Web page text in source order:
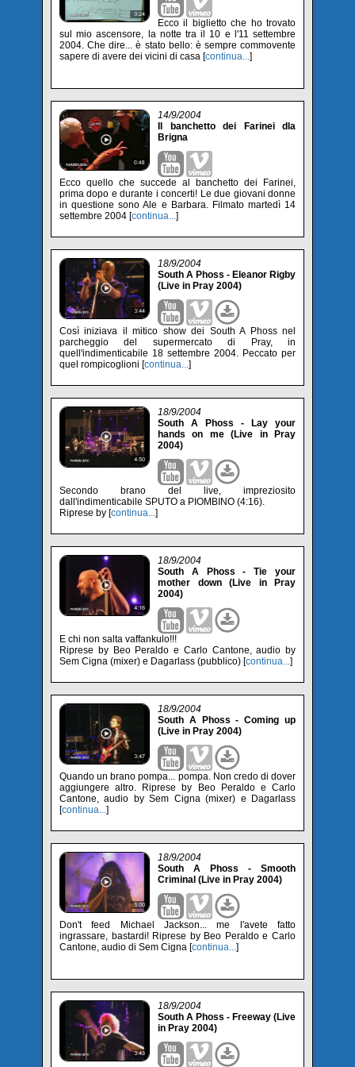
Ecco il biglietto che ho trovato
sul mio ascensore, la notte tra il 10 e l'11 settembre
2004. Che dire... è stato bello: è sempre commovente
sapere di avere dei vicini di casa [continua...]
14/9/2004
Il banchetto dei Farinei dla
Brigna
Ecco quello che succede al banchetto dei Farinei,
prima dopo e durante i concerti! Le due giovani donne
in questione sono Ale e Barbara. Filmato martedì 14
settembre 2004 [continua...]
18/9/2004
South A Phoss - Eleanor Rigby
(Live in Pray 2004)
Così iniziava il mitico show dei South A Phoss nel
parcheggio del supermercato di Pray, in
quell'indimenticabile 18 settembre 2004. Peccato per
quel rompicoglioni [continua...]
18/9/2004
South A Phoss - Lay your
hands on me (Live in Pray
2004)
Secondo brano del live, impreziosito
dall'indimenticabile SPUTO a PIOMBINO (4:16).
Riprese by [continua...]
18/9/2004
South A Phoss - Tie your
mother down (Live in Pray
2004)
E chi non salta vaffankulo!!!
Riprese by Beo Peraldo e Carlo Cantone, audio by
Sem Cigna (mixer) e Dagarlass (pubblico) [continua...]
18/9/2004
South A Phoss - Coming up
(Live in Pray 2004)
Quando un brano pompa... pompa. Non credo di dover
aggiungere altro. Riprese by Beo Peraldo e Carlo
Cantone, audio by Sem Cigna (mixer) e Dagarlass
[continua...]
18/9/2004
South A Phoss - Smooth
Criminal (Live in Pray 2004)
Don't feed Michael Jackson... me l'avete fatto
ingrassare, bastardi! Riprese by Beo Peraldo e Carlo
Cantone, audio di Sem Cigna [continua...]
18/9/2004
South A Phoss - Freeway (Live
in Pray 2004)